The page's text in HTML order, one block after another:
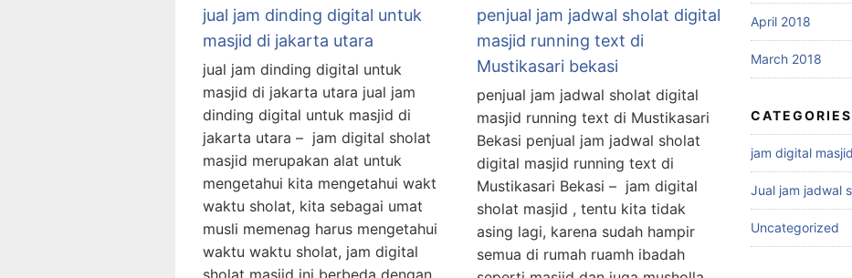
jual jam dinding digital untuk
masjid di jakarta utara
jual jam dinding digital untuk
masjid di jakarta utara jual jam
dinding digital untuk masjid di
jakarta utara – jam digital sholat
masjid merupakan alat untuk
mengetahui kita mengetahui wakt
waktu sholat, kita sebagai umat
musli memenag harus mengetahui
waktu waktu sholat, jam digital
sholat masjid ini berbeda dengan
penjual jam jadwal sholat digital
masjid running text di
Mustikasari bekasi
penjual jam jadwal sholat digital
masjid running text di Mustikasari
Bekasi penjual jam jadwal sholat
digital masjid running text di
Mustikasari Bekasi – jam digital
sholat masjid , tentu kita tidak
asing lagi, karena sudah hampir
semua di rumah ruamh ibadah
April 2018
March 2018
CATEGORIES
jam digital masjid
Jual jam jadwal
Uncategorized